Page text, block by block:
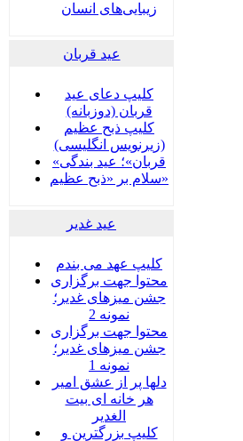
زیبایی‌های انسان
عید قربان
کلیپ دعای عید
قربان (دوزبانه)
کلیپ ذبح عظیم
(زیرنویس انگلیسی)
«قربان»؛ عید بندگی
سلام بر «ذبح عظیم»
عید غدير
کلیپ عهد می بندم
محتوا جهت برگزاری
جشن میزهای غدیر؛
نمونه 2
محتوا جهت برگزاری
جشن میزهای غدیر؛
نمونه 1
دلها پر از عشق امیر
هر خانه ای بیت
الغدیر
کلیپ بزرگترین و